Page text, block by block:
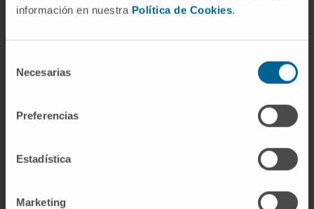
información en nuestra Política de Cookies.
Necesarias
Preferencias
Estadística
Marketing
development targeting the activation of
processes.
Oct:93:101194. doi:
27.